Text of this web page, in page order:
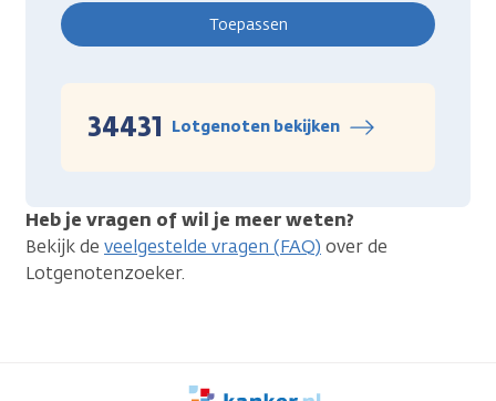
Toepassen
34431 Lotgenoten bekijken
Heb je vragen of wil je meer weten?
Bekijk de veelgestelde vragen (FAQ) over de
Lotgenotenzoeker.